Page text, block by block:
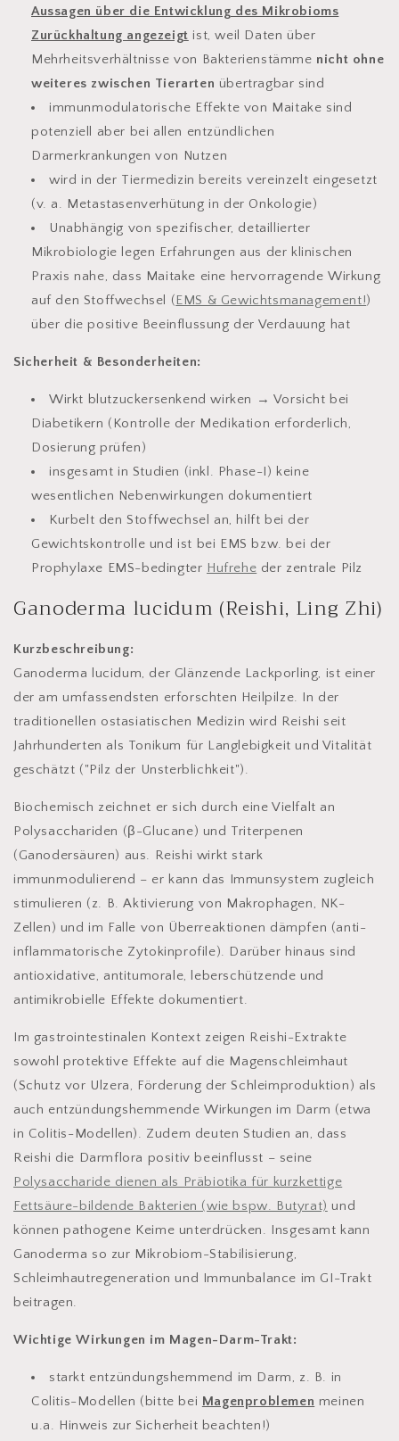
Aussagen über die Entwicklung des Mikrobioms
Zurückhaltung angezeigt ist, weil Daten über
Mehrheitsverhältnisse von Bakterienstämme nicht ohne
weiteres zwischen Tierarten übertragbar sind
immunmodulatorische Effekte von Maitake sind
potenziell aber bei allen entzündlichen
Darmerkrankungen von Nutzen
wird in der Tiermedizin bereits vereinzelt eingesetzt
(v. a. Metastasenverhütung in der Onkologie)
Unabhängig von spezifischer, detaillierter
Mikrobiologie legen Erfahrungen aus der klinischen
Praxis nahe, dass Maitake eine hervorragende Wirkung
auf den Stoffwechsel (EMS & Gewichtsmanagement!)
über die positive Beeinflussung der Verdauung hat
Sicherheit & Besonderheiten:
Wirkt blutzuckersenkend wirken → Vorsicht bei
Diabetikern (Kontrolle der Medikation erforderlich,
Dosierung prüfen)
insgesamt in Studien (inkl. Phase-I) keine
wesentlichen Nebenwirkungen dokumentiert
Kurbelt den Stoffwechsel an, hilft bei der
Gewichtskontrolle und ist bei EMS bzw. bei der
Prophylaxe EMS-bedingter Hufrehe der zentrale Pilz
Ganoderma lucidum (Reishi, Ling Zhi)
Kurzbeschreibung:
Ganoderma lucidum, der Glänzende Lackporling, ist einer
der am umfassendsten erforschten Heilpilze. In der
traditionellen ostasiatischen Medizin wird Reishi seit
Jahrhunderten als Tonikum für Langlebigkeit und Vitalität
geschätzt ("Pilz der Unsterblichkeit").
Biochemisch zeichnet er sich durch eine Vielfalt an
Polysacchariden (β-Glucane) und Triterpenen
(Ganodersäuren) aus. Reishi wirkt stark
immunmodulierend – er kann das Immunsystem zugleich
stimulieren (z. B. Aktivierung von Makrophagen, NK-
Zellen) und im Falle von Überreaktionen dämpfen (anti-
inflammatorische Zytokinprofile). Darüber hinaus sind
antioxidative, antitumorale, leberschützende und
antimikrobielle Effekte dokumentiert.
Im gastrointestinalen Kontext zeigen Reishi-Extrakte
sowohl protektive Effekte auf die Magenschleimhaut
(Schutz vor Ulzera, Förderung der Schleimproduktion) als
auch entzündungshemmende Wirkungen im Darm (etwa
in Colitis-Modellen). Zudem deuten Studien an, dass
Reishi die Darmflora positiv beeinflusst – seine
Polysaccharide dienen als Präbiotika für kurzkettige
Fettsäure-bildende Bakterien (wie bspw. Butyrat) und
können pathogene Keime unterdrücken. Insgesamt kann
Ganoderma so zur Mikrobiom-Stabilisierung,
Schleimhautregeneration und Immunbalance im GI-Trakt
beitragen.
Wichtige Wirkungen im Magen-Darm-Trakt:
starkt entzündungshemmend im Darm, z. B. in
Colitis-Modellen (bitte bei Magenproblemen meinen
u.a. Hinweis zur Sicherheit beachten!)